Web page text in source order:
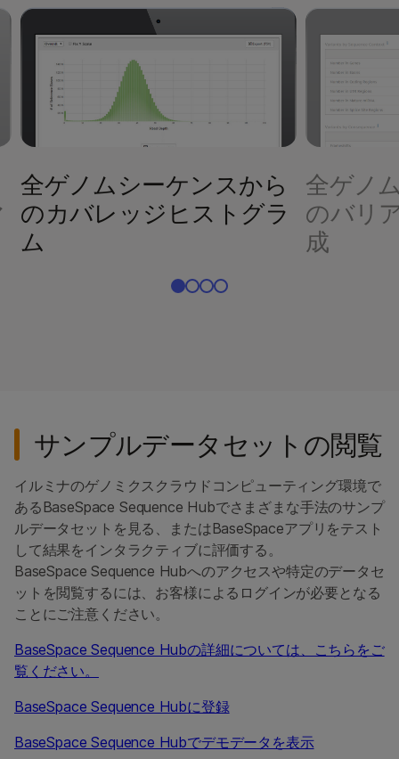
全ゲノムシーケンスから
のカバレッジヒストグラ
ム
全ゲノ
のバリ
成
サンプルデータセットの閲覧
イルミナのゲノミクスクラウドコンピューティング環境で
あるBaseSpace Sequence Hubでさまざまな手法のサンプ
ルデータセットを見る、またはBaseSpaceアプリをテスト
して結果をインタラクティブに評価する。
BaseSpace Sequence Hubへのアクセスや特定のデータセ
ットを閲覧するには、お客様によるログインが必要となる
ことにご注意ください。
BaseSpace Sequence Hubの詳細については、こちらをご
覧ください。
BaseSpace Sequence Hubに登録
BaseSpace Sequence Hubでデモデータを表示